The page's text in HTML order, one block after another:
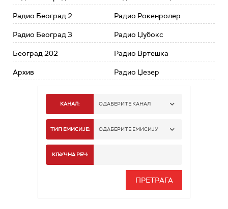
Радио Београд 2
Радио Београд 3
Београд 202
Архив
Радио Рокенролер
Радио Џубокс
Радио Вртешка
Радио Џезер
КАНАЛ: ОДАБЕРИТЕ КАНАЛ
РАДИО БЕОГРАД 1
РАДИО БЕОГРАД 3
ТИП ЕМИСИЈЕ: ОДАБЕРИТЕ ЕМИСИЈУ
ИНФО
КЉУЧНА РЕЧ: